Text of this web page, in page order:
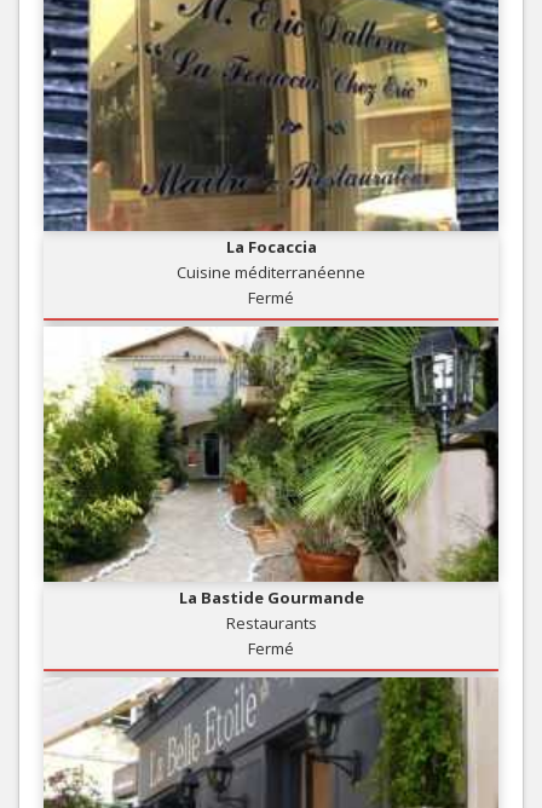
La Focaccia
Cuisine méditerranéenne
Fermé
La Bastide Gourmande
Restaurants
Fermé